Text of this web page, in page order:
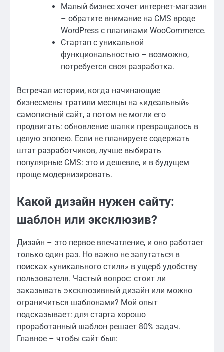
Малый бизнес хочет интернет-магазин
– обратите внимание на CMS вроде
WordPress с плагинами WooCommerce.
Стартап с уникальной
функциональностью – возможно,
потребуется своя разработка.
Встречал истории, когда начинающие
бизнесмены тратили месяцы на «идеальный»
самописный сайт, а потом не могли его
продвигать: обновление шапки превращалось в
целую эпопею. Если не планируете содержать
штат разработчиков, лучше выбирать
популярные CMS: это и дешевле, и в будущем
проще модернизировать.
Какой дизайн нужен сайту:
шаблон или эксклюзив?
Дизайн – это первое впечатление, и оно работает
только один раз. Но важно не запутаться в
поисках «уникального стиля» в ущерб удобству
пользователя. Частый вопрос: стоит ли
заказывать эксклюзивный дизайн или можно
ограничиться шаблонами? Мой опыт
подсказывает: для старта хорошо
проработанный шаблон решает 80% задач.
Главное – чтобы сайт был: